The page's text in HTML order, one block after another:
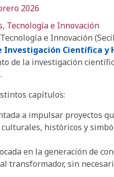
2026
Tecnología e Innovación
e Innovación
Investigación Científica y
de la investigación
capítulos:
a impulsar proyectos
históricos y
en la generación de
transformador, sin